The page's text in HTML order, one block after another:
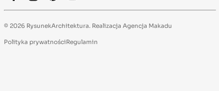
© 2026 RysunekArchitektura. Realizacja Agencja Makadu
Polityka prywatnościRegulamin